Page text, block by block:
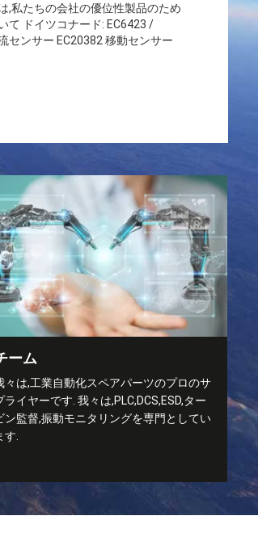
,私たちの会社の優位性製品のため
て ドイツコナード: EC6423 /
センサー EC20382 移動センサー
ーム
々は,工業自動化スペアパーツのプロのサ
ライヤーです. 我々は,PLC,DCS,ESD,ター
ン監督,振動モニタリングを専門としてい
す.